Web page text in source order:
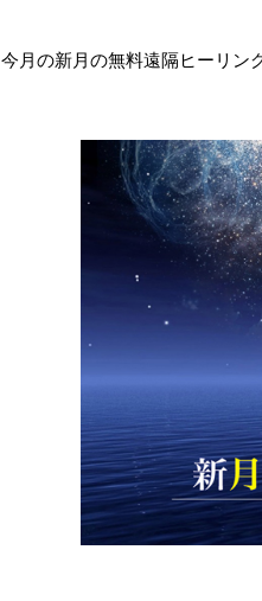
今月の新月の無料遠隔ヒーリン